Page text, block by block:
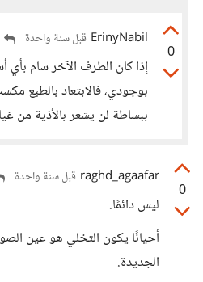
0
ErinyNabil قبل سنة واحدة
إذا كان الطرف الآخر سام بأي
بوجودي، فالابتعاد بالطبع
ببساطة لن يشعر بالأذية من
0
raghd_agaafar قبل سنة واحدة
ليس دائمًا.
أحيانًا يكون التخلي هو عين
الجديدة.